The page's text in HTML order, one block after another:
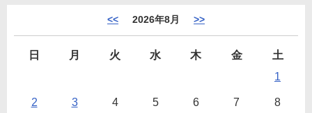
<< 2026年8月 >>
日 月 火 水 木 金
土
1
2 3 4 5 6 7 8